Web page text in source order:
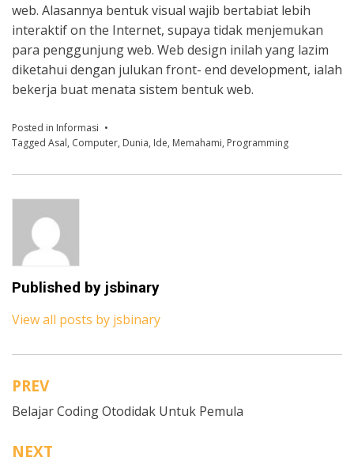
web. Alasannya bentuk visual wajib bertabiat lebih
interaktif on the Internet, supaya tidak menjemukan
para penggunjung web. Web design inilah yang lazim
diketahui dengan julukan front- end development, ialah
bekerja buat menata sistem bentuk web.
Posted in Informasi
Tagged Asal, Computer, Dunia, Ide, Memahami, Programming
Published by jsbinary
View all posts by jsbinary
N
a
v
PREV
Belajar Coding Otodidak Untuk Pemula
NEXT